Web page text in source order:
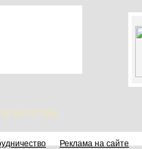
Реклама на сайте